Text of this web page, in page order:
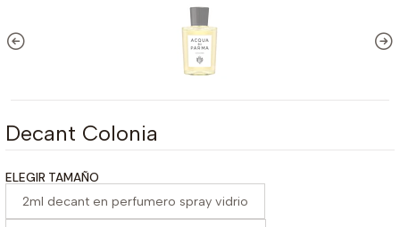
Decant Colonia
ELEGIR TAMAÑO
2ml decant en perfumero spray vidrio